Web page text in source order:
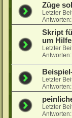
Züge
Letzter
Skript
um
Letzter
Letzter
Letzter